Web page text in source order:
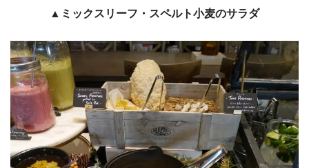
▲ミックスリーフ・スペルト小麦のサラダ